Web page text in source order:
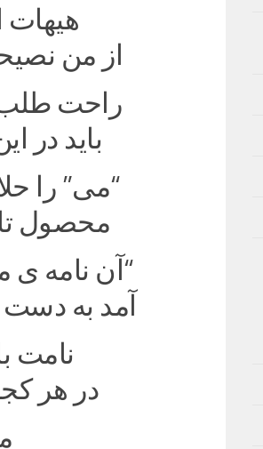
هیهات
از من
راحت
باید در
“می” را
محصول
“آن نامه
آمد به
نامت
در هر